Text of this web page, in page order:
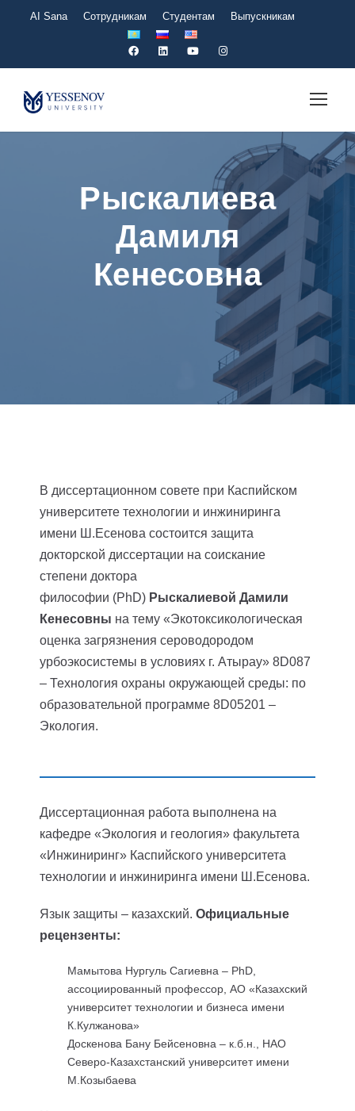
AI Sana Сотрудникам Студентам Выпускникам
Рыскалиева
Дамиля
Кенесовна
В диссертационном совете при Каспийском
университете технологии и инжиниринга
имени Ш.Есенова состоится защита
докторской диссертации на соискание
степени доктора
философии (PhD) Рыскалиевой Дамили
Кенесовны на тему «Экотоксикологическая
оценка загрязнения сероводородом
урбоэкосистемы в условиях г. Атырау» 8D087
– Технология охраны окружающей среды: по
образовательной программе 8D05201 –
Экология.
Диссертационная работа выполнена на
кафедре «Экология и геология» факультета
«Инжиниринг» Каспийского университета
технологии и инжиниринга имени Ш.Есенова.
Язык защиты – казахский. Официальные
рецензенты:
Мамытова Нургуль Сагиевна – PhD,
ассоциированный профессор, АО «Казахский
университет технологии и бизнеса имени
К.Кулжанова»
Доскенова Бану Бейсеновна – к.б.н., НАО
Северо-Казахстанский университет имени
М.Козыбаева